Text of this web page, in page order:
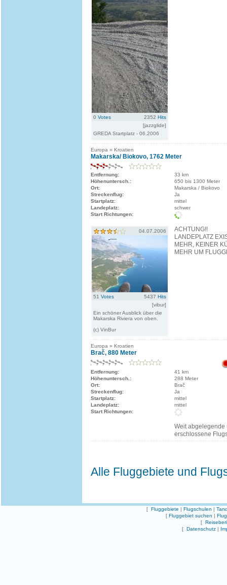
0 Votes 2352 Hits
[jazzglide]
GREDA Startplatz - 06.2006
Europa » Kroatien
Makarska/ Biokovo, 1762 Meter
Entfernung:
33 km
Höhenuntersch.:
650 bis 1300 Meter
Ort:
Makarska / Biokovo
Streckenflug:
Ja
Startplatz:
mittel
Landeplatz:
schwer
Start Richtungen:
04.07.2006
51 Votes 5437 Hits
[vibur]
Ein schöner Ausblick über die
Makarska Riviera von oben.
(c) VinBur
ACHTUNG!!
LANDEPLATZ
MEHR, KEINER
MEHR UM
Europa » Kroatien
Brač, 880 Meter
Entfernung:
41 km
Höhenuntersch.:
288 Meter
Ort:
Brač
Streckenflug:
Ja
Startplatz:
mittel
Landeplatz:
mittel
Start Richtungen:
Weit abgelegende
erschlossene
Alle Fluggebiete und
[ Fluggebiete | Flugschulen |
[ Fluggebiet suchen |
[
[ Datenschutz |